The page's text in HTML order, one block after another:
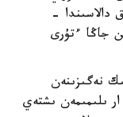
دالاسىندا -
جاڭا ءتۇرى
نەگىزىنەن
ىلىمىمەن ىشتەي